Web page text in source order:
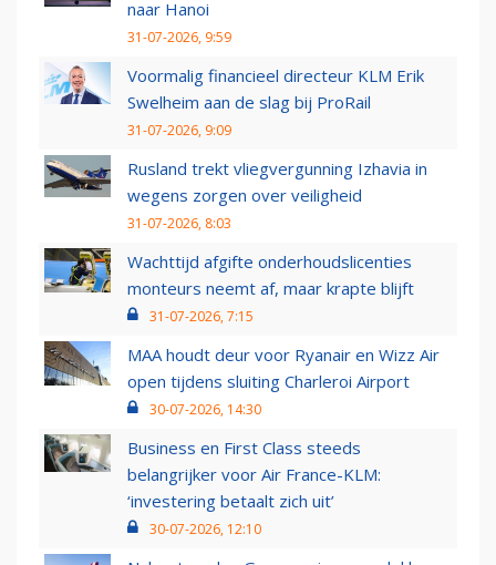
naar Hanoi
31-07-2026, 9:59
Voormalig financieel directeur KLM Erik
Swelheim aan de slag bij ProRail
31-07-2026, 9:09
Rusland trekt vliegvergunning Izhavia in
wegens zorgen over veiligheid
31-07-2026, 8:03
Wachttijd afgifte onderhoudslicenties
monteurs neemt af, maar krapte blijft
31-07-2026, 7:15
MAA houdt deur voor Ryanair en Wizz Air
open tijdens sluiting Charleroi Airport
30-07-2026, 14:30
Business en First Class steeds
belangrijker voor Air France-KLM:
‘investering betaalt zich uit’
30-07-2026, 12:10